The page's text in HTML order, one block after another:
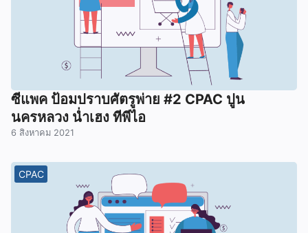
ซีแพค ป้อมปราบศัตรูพ่าย #2 CPAC ปูน
นครหลวง น่ำเฮง ทีพีไอ
6 สิงหาคม 2021
CPAC